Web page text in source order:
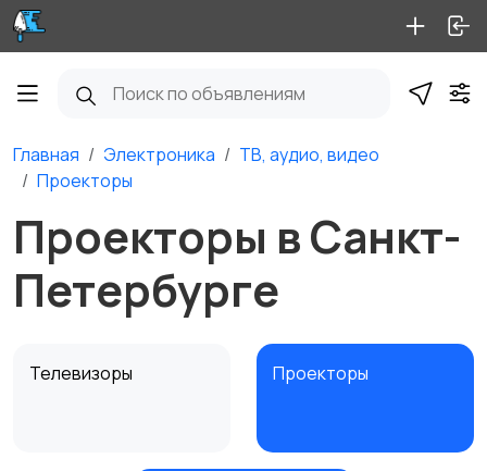
Главная Электроника
ТВ, аудио, видео
Проекторы
Проекторы в Санкт-
Петербурге
Телевизоры Проекторы